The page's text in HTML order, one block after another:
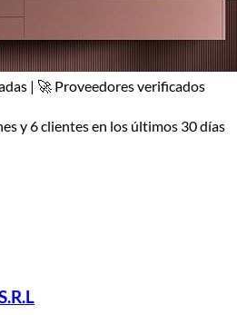
| 🚀 Proveedores verificados
y 6 clientes en los últimos 30 días